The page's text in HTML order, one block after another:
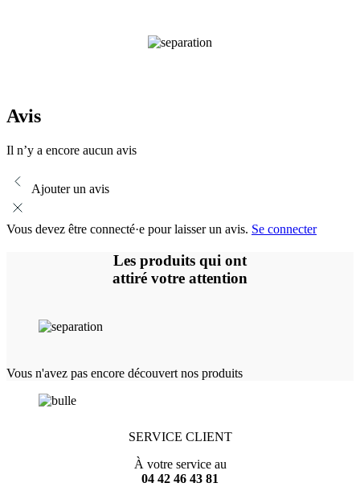
Avis
Il n’y a encore aucun avis
Ajouter un avis
Vous devez être connecté·e pour laisser un avis. Se connecter
Les produits qui ont
attiré votre attention
Vous n'avez pas encore découvert nos produits
SERVICE CLIENT
À votre service au
04 42 46 43 81